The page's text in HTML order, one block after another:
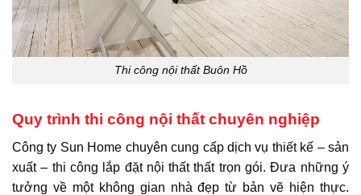
Thi công nội thấtBuôn Hồ
Quy trình thi công nội thất chuyên nghiệp
Công ty Sun Home chuyên cung cấp dịch vụ thiết kế – sản
xuất – thi công lắp đặt nội thất thất trọn gói. Đưa những ý
tưởng về một không gian nhà đẹp từ bản vẽ hiện thực.